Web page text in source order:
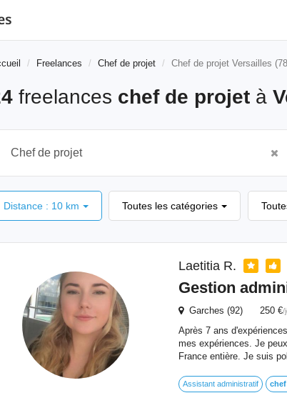
Freelances Chef de projet Chef de projet Versailles
freelances chef de projet à
Distance : 10 km Toutes les catégories
Laetitia R.
Gestion
Garches (92) 250 €/
Après 7 ans
mes expériences. Je
France entière. Je suis
Assistant administratif chef